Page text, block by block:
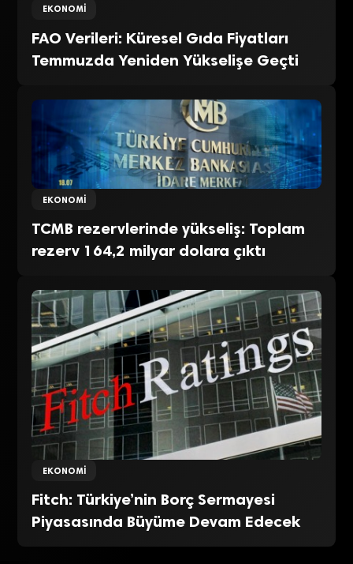
EKONOMI
FAO Verileri: Küresel Gıda Fiyatları
Temmuzda Yeniden Yükselişe Geçti
EKONOMI
TCMB rezervlerinde yükseliş: Toplam
rezerv 164,2 milyar dolara çıktı
EKONOMI
Fitch: Türkiye’nin Borç Sermayesi
Piyasasında Büyüme Devam Edecek